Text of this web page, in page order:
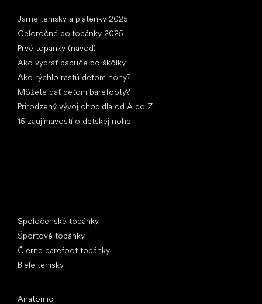
Jarné tenisky a plátenky 2025
Celoročné poltopánky 2025
Prvé topánky (návod)
Ako vybrať papuče do škôlky
Ako rýchlo rastú deťom nohy?
Môžete dať deťom barefooty?
Prirodzený vývoj chodidla od A do Z
15 zaujímavostí o detskej nohe
Spoločenské topánky
Športové topánky
Čierne barefoot topánky
Biele tenisky
Anatomic